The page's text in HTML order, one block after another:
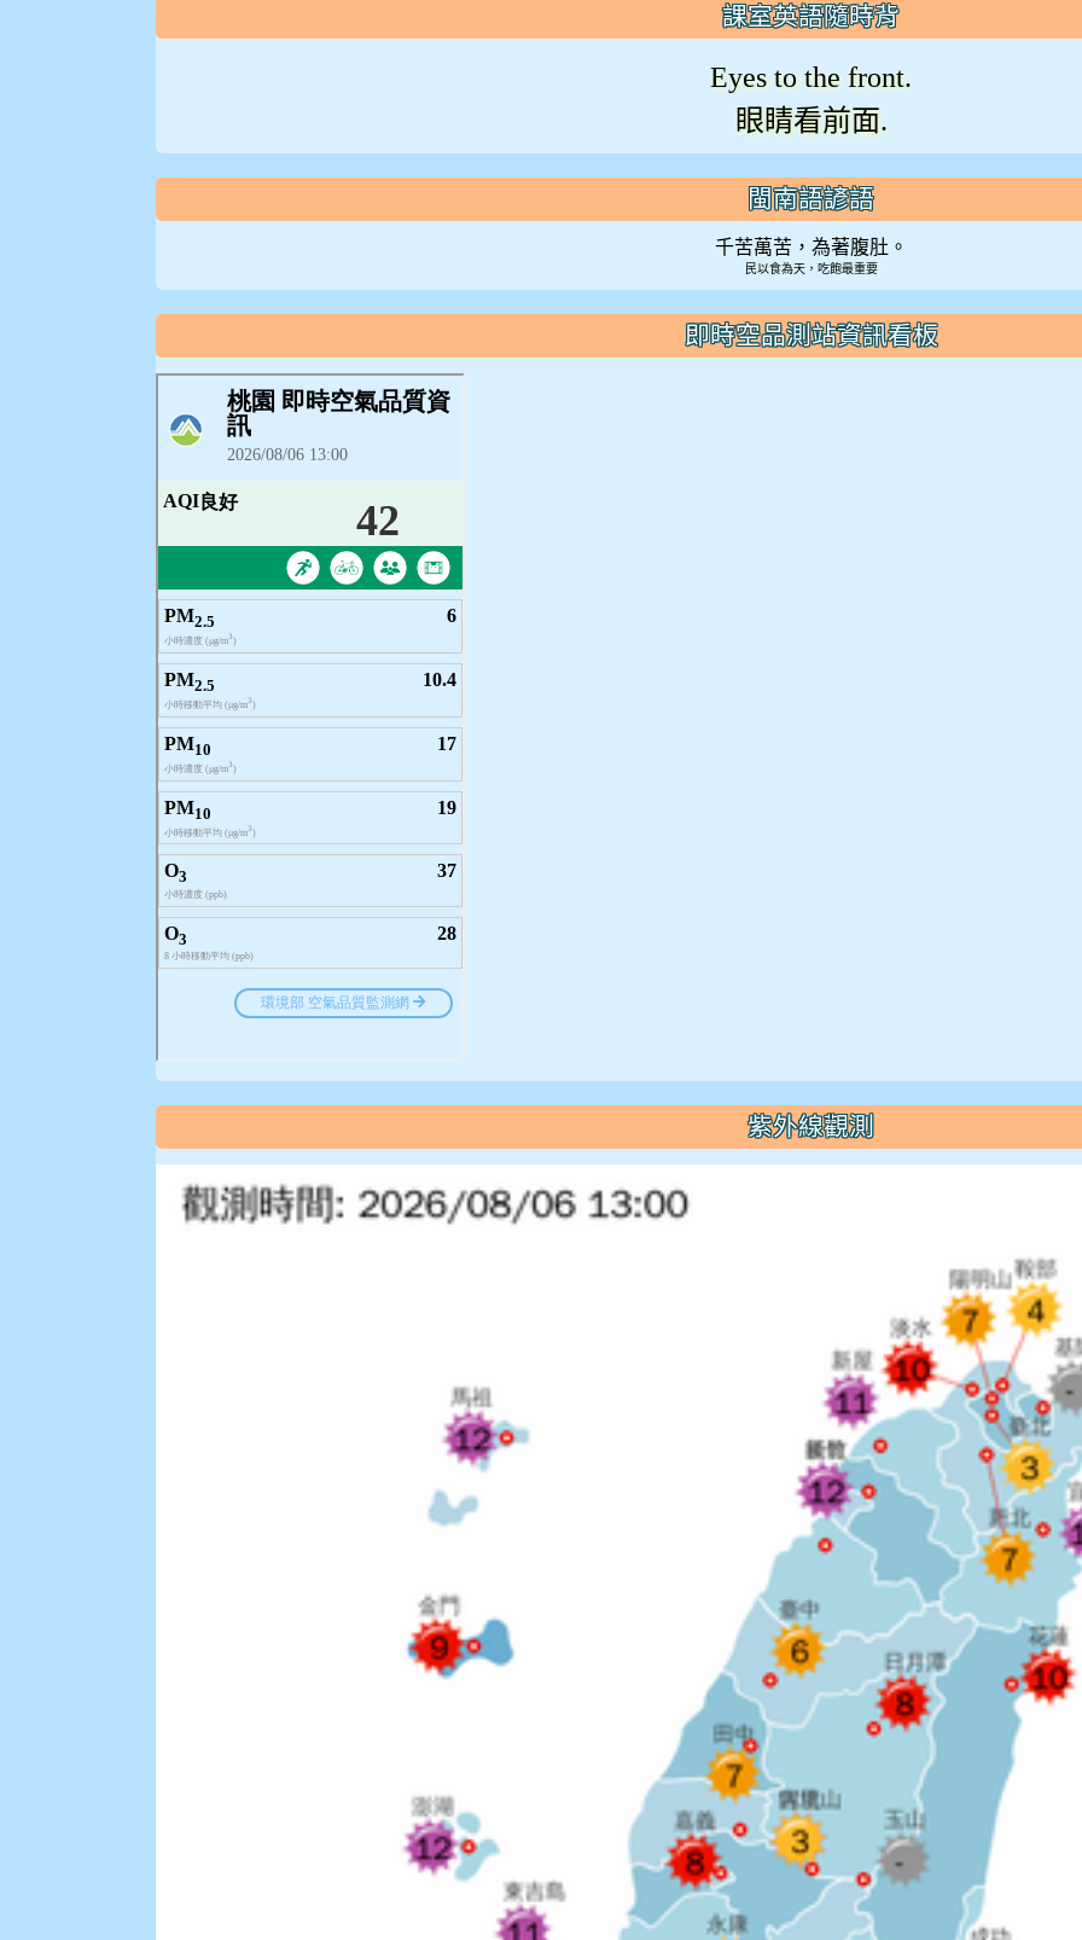
課室英語隨時背
Eyes to the front.
眼睛看前面.
閩南語諺語
千苦萬苦，為著腹肚。
民以食為天，吃飽最重要
即時空品測站資訊看板
紫外線觀測